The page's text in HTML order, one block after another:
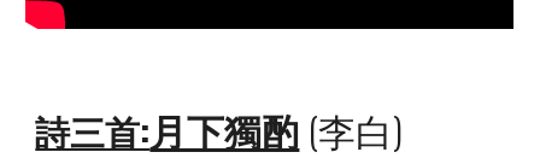
詩三首:月下獨酌 (李白)